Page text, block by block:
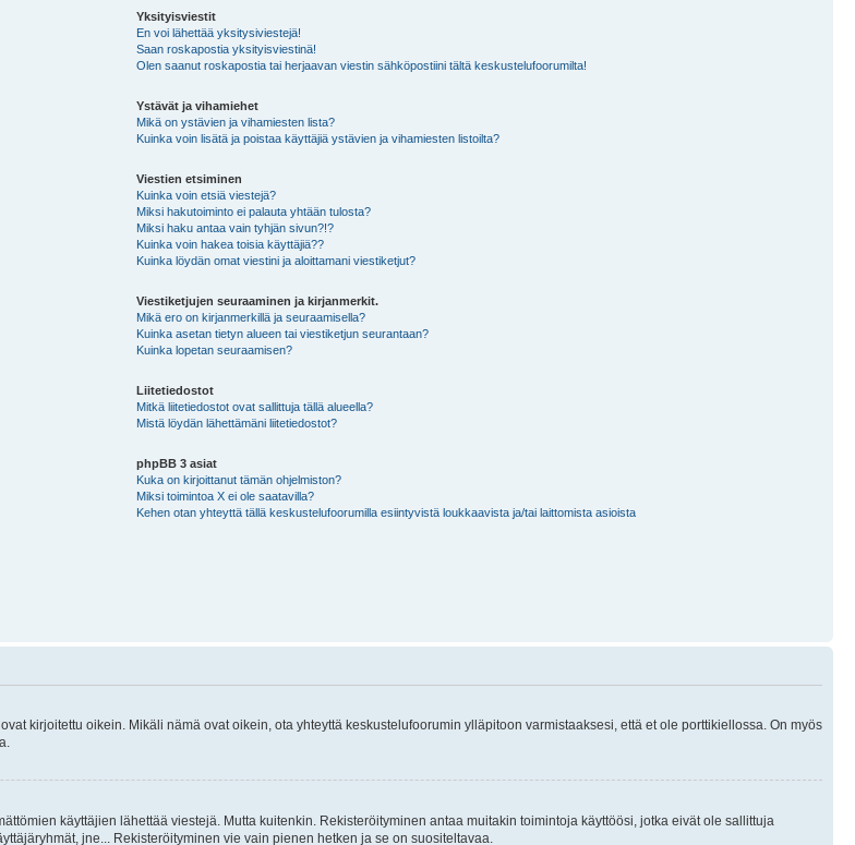
Yksityisviestit
En voi lähettää yksitysiviestejä!
Saan roskapostia yksityisviestinä!
Olen saanut roskapostia tai herjaavan viestin sähköpostiini tältä keskustelufoorumilta!
Ystävät ja vihamiehet
Mikä on ystävien ja vihamiesten lista?
Kuinka voin lisätä ja poistaa käyttäjiä ystävien ja vihamiesten listoilta?
Viestien etsiminen
Kuinka voin etsiä viestejä?
Miksi hakutoiminto ei palauta yhtään tulosta?
Miksi haku antaa vain tyhjän sivun?!?
Kuinka voin hakea toisia käyttäjiä??
Kuinka löydän omat viestini ja aloittamani viestiketjut?
Viestiketjujen seuraaminen ja kirjanmerkit.
Mikä ero on kirjanmerkillä ja seuraamisella?
Kuinka asetan tietyn alueen tai viestiketjun seurantaan?
Kuinka lopetan seuraamisen?
Liitetiedostot
Mitkä liitetiedostot ovat sallittuja tällä alueella?
Mistä löydän lähettämäni liitetiedostot?
phpBB 3 asiat
Kuka on kirjoittanut tämän ohjelmiston?
Miksi toimintoa X ei ole saatavilla?
Kehen otan yhteyttä tällä keskustelufoorumilla esiintyvistä loukkaavista ja/tai laittomista asioista
kirjoitettu oikein. Mikäli nämä ovat oikein, ota yhteyttä keskustelufoorumin ylläpitoon varmistaaksesi, että et ole porttikiellossa. On myös
käyttäjien lähettää viestejä. Mutta kuitenkin. Rekisteröityminen antaa muitakin toimintoja käyttöösi, jotka eivät ole sallittuja
jne... Rekisteröityminen vie vain pienen hetken ja se on suositeltavaa.